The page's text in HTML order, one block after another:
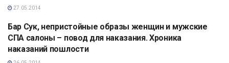
27.05.2014
АНАЛИТИКА
Бар Сук, непристойные образы женщин и мужские
СПА салоны – повод для наказания. Хроника
наказаний пошлости